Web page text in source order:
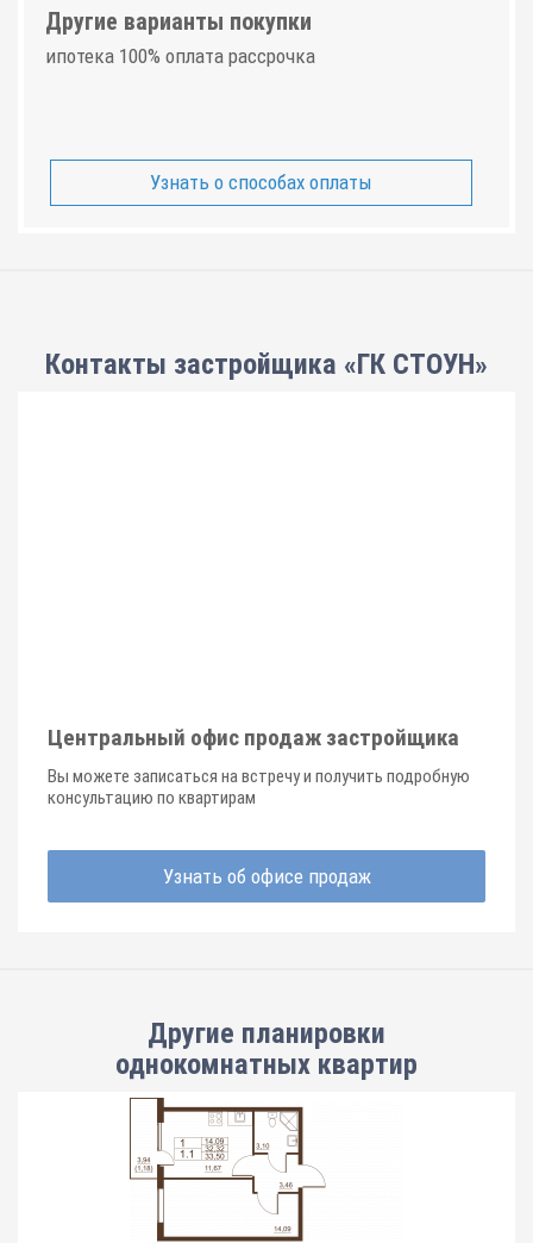
Другие варианты покупки
ипотека 100% оплата рассрочка
Узнать о способах оплаты
Контакты застройщика «ГК СТОУН»
Центральный офис продаж застройщика
Вы можете записаться на встречу и получить подробную
консультацию по квартирам
Узнать об офисе продаж
Другие планировки
однокомнатных квартир